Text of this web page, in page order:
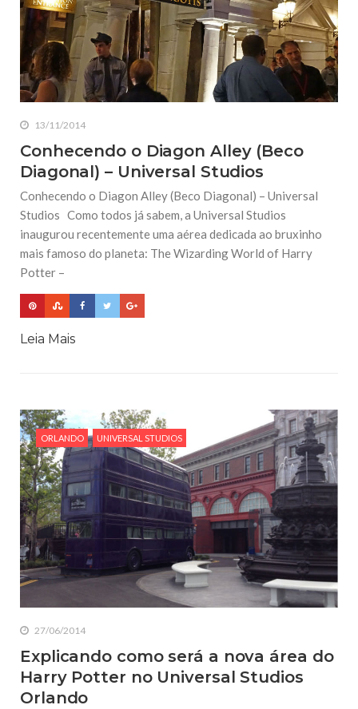
13/11/2014
Conhecendo o Diagon Alley (Beco
Diagonal) – Universal Studios
Conhecendo o Diagon Alley (Beco Diagonal) – Universal
Studios Como todos já sabem, a Universal Studios
inaugurou recentemente uma aérea dedicada ao bruxinho
mais famoso do planeta: The Wizarding World of Harry
Potter –
Leia Mais
ORLANDO UNIVERSAL STUDIOS
27/06/2014
Explicando como será a nova área do
Harry Potter no Universal Studios
Orlando